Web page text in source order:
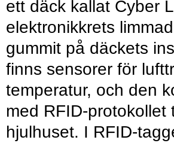
ett däck kallat Cyber
elektronikkrets
gummit på däckets
finns sensorer för
temperatur, och den
med RFID-protokollet
hjulhuset. I RFID-